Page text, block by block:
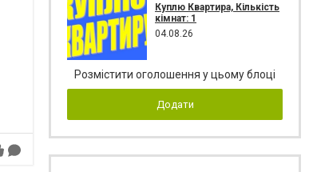
Куплю Квартира, Кількість
кімнат: 1
04.08.26
Розмістити оголошення у цьому блоці
Додати